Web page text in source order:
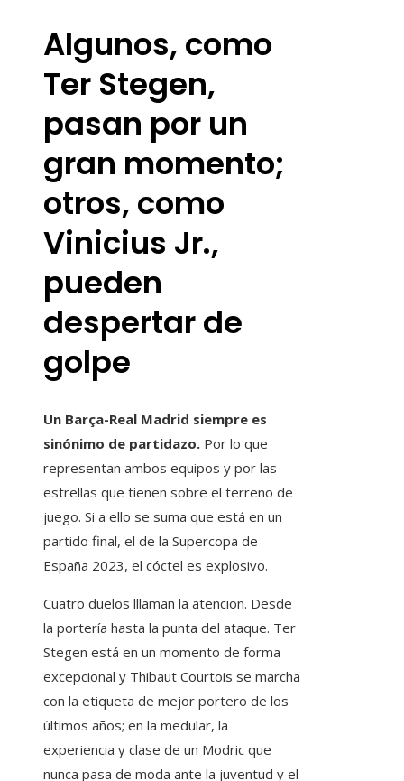
Algunos, como
Ter Stegen,
pasan por un
gran momento;
otros, como
Vinicius Jr.,
pueden
despertar de
golpe
Un Barça-Real Madrid siempre es
sinónimo de partidazo. Por lo que
representan ambos equipos y por las
estrellas que tienen sobre el terreno de
juego. Si a ello se suma que está en un
partido final, el de la Supercopa de
España 2023, el cóctel es explosivo.
Cuatro duelos lllaman la atencion. Desde
la portería hasta la punta del ataque. Ter
Stegen está en un momento de forma
excepcional y Thibaut Courtois se marcha
con la etiqueta de mejor portero de los
últimos años; en la medular, la
experiencia y clase de un Modric que
nunca pasa de moda ante la juventud y el